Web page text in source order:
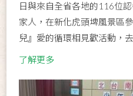
日與來自全省各地的116位
家人，在新化虎頭埤風景區
兒』愛的循環相見歡活動，
了解更多